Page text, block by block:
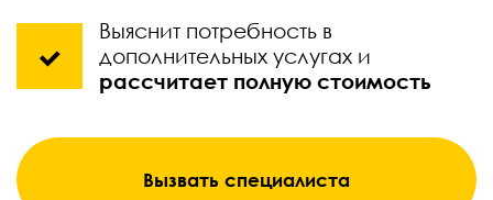
Выяснит потребность в
дополнительных услугах и
рассчитает полную стоимость
Вызвать специалиста